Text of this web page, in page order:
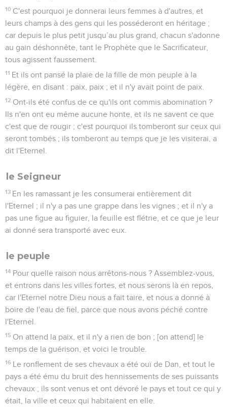
10 C'est pourquoi je donnerai leurs femmes à d'autres, et
leurs champs à des gens qui les posséderont en héritage ;
car depuis le plus petit jusqu’au plus grand, chacun s'adonne
au gain déshonnête, tant le Prophète que le Sacrificateur,
tous agissent faussement.
11 Et ils ont pansé la plaie de la fille de mon peuple à la
légère, en disant : paix, paix ; et il n'y avait point de paix.
12 Ont-ils été confus de ce qu'ils ont commis abomination ?
Ils n'en ont eu même aucune honte, et ils ne savent ce que
c'est que de rougir ; c'est pourquoi ils tomberont sur ceux qui
seront tombés ; ils tomberont au temps que je les visiterai, a
dit l'Eternel.
le Seigneur
13 En les ramassant je les consumerai entièrement dit
l'Eternel ; il n'y a pas une grappe dans les vignes ; et il n'y a
pas une figue au figuier, la feuille est flétrie, et ce que je leur
ai donné sera transporté avec eux.
le peuple
14 Pour quelle raison nous arrêtons-nous ? Assemblez-vous,
et entrons dans les villes fortes, et nous serons là en repos,
car l'Eternel notre Dieu nous a fait taire, et nous a donné à
boire de l'eau de fiel, parce que nous avons péché contre
l'Eternel.
15 On attend la paix, et il n'y a rien de bon ; [on attend] le
temps de la guérison, et voici le trouble.
16 Le ronflement de ses chevaux a été ouï de Dan, et tout le
pays a été ému du bruit des hennissements de ses puissants
chevaux ; ils sont venus et ont dévoré le pays et tout ce qui y
était, la ville et ceux qui habitaient en elle.